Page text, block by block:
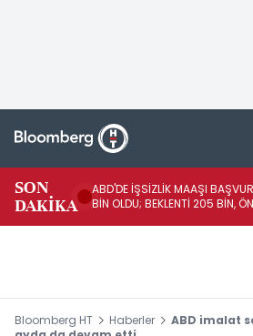
SON
DAKİKA
ABD'DE İŞSİZLİK MAAŞI
BİN OLDU; BEKLENTİ 205 BİN,
Bloomberg HT Haberler
ABD imalat